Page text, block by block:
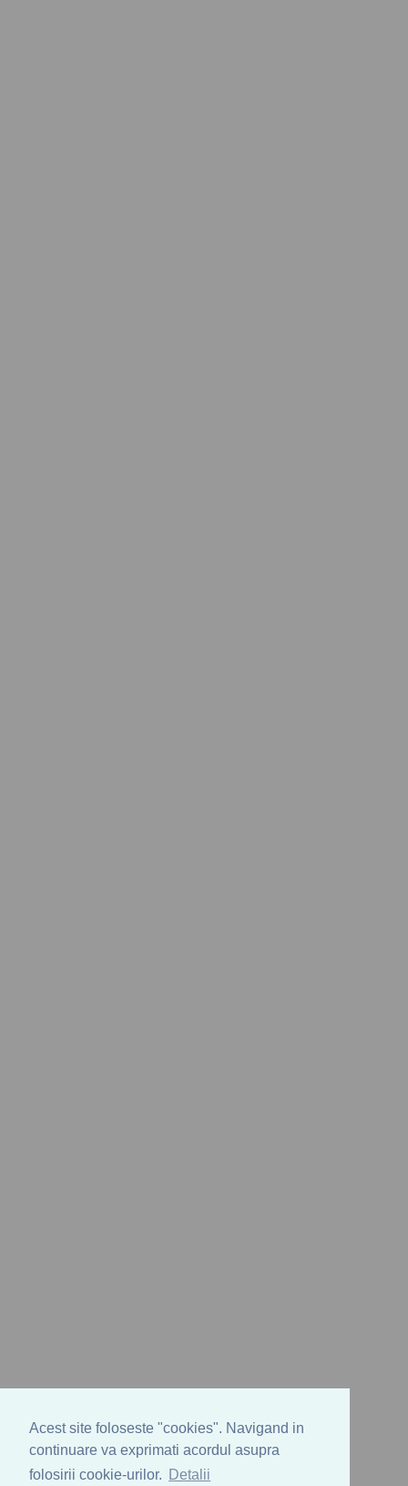
Acest site foloseste "cookies". Navigand in
continuare va exprimati acordul asupra
folosirii cookie-urilor.
Detalii